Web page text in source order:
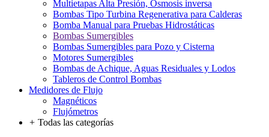
Multietapas Alta Presión, Ósmosis inversa
Bombas Tipo Turbina Regenerativa para Calderas
Bomba Manual para Pruebas Hidrostáticas
Bombas Sumergibles
Bombas Sumergibles para Pozo y Cisterna
Motores Sumergibles
Bombas de Achique, Aguas Residuales y Lodos
Tableros de Control Bombas
Medidores de Flujo
Magnéticos
Flujómetros
+ Todas las categorías